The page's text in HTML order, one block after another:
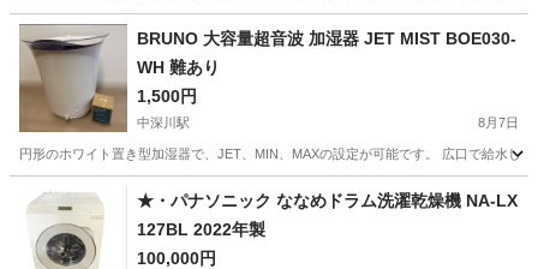
山口 山口市 その他
BRUNO 大容量超音波 加湿器 JET MIST BOE030-
WH 難あり
1,500円
中深川駅 8月7日
円形のホワイト置き型加湿器で、JET、MIN、MAXの設定が可能です。 広口で給水し
広島 広島市 中深川駅 季節、空調家電 BRUNO
★・パナソニック ななめドラム洗濯乾燥機 NA-LX
127BL 2022年製
100,000円